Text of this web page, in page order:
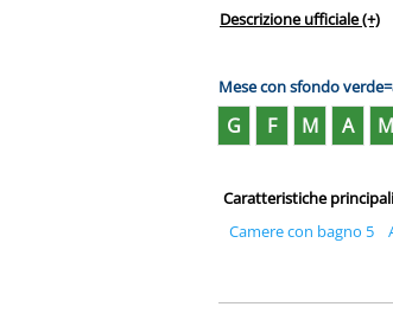
Descrizione ufficiale(+)
Mese con sfondo
G F M A M
Caratteristiche
Camere con bagno 5